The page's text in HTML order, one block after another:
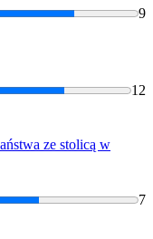
9
12
ze stolicą w
7